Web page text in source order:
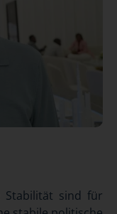
Stabilität sind für